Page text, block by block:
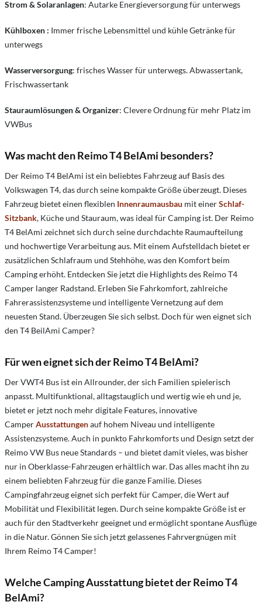
Strom & Solaranlagen: Autarke Energieversorgung für unterwegs
Kühlboxen : Immer frische Lebensmittel und kühle Getränke für
unterwegs
Wasserversorgung: frisches Wasser für unterwegs. Abwassertank,
Frischwassertank
Stauraumlösungen & Organizer: Clevere Ordnung für mehr Platz im
VWBus
Was macht den Reimo T4 BelAmi besonders?
Der Reimo T4 BelAmi ist ein beliebtes Fahrzeug auf Basis des
Volkswagen T4, das durch seine kompakte Größe überzeugt. Dieses
Fahrzeug bietet einen flexiblen Innenraumausbau mit einerSchlaf-
Sitzbank, Küche und Stauraum, was ideal für Camping ist.​ Der Reimo
T4 BelAmi zeichnet sich durch seine durchdachte Raumaufteilung
und hochwertige Verarbeitung aus. Mit einem Aufstelldach bietet er
zusätzlichen Schlafraum und Stehhöhe, was den Komfort beim
Camping erhöht.​ Entdecken Sie jetzt die Highlights des Reimo T4
Camper langer Radstand. Erleben Sie Fahrkomfort, zahlreiche
Fahrerassistenzsysteme und intelligente Vernetzung auf dem
neuesten Stand. Überzeugen Sie sich selbst. Doch für wen eignet sich
den T4 BeilAmi Camper?
Für wen eignet sich der Reimo T4 BelAmi?
Der VWT4 Bus ist ein Allrounder, der sich Familien spielerisch
anpasst. Multifunktional, alltagstauglich und wertig wie eh und je,
bietet er jetzt noch mehr digitale Features, innovative
CamperAusstattungenauf hohem Niveau und intelligente
Assistenzsysteme. Auch in punkto Fahrkomforts und Design setzt der
Reimo VW Bus neue Standards – und bietet damit vieles, was bisher
nur in Oberklasse-Fahrzeugen erhältlich war. Das alles macht ihn zu
einem beliebten Fahrzeug für die ganze Familie. Dieses
Campingfahrzeug eignet sich perfekt für Camper, die Wert auf
Mobilität und Flexibilität legen. Durch seine kompakte Größe ist er
auch für den Stadtverkehr geeignet und ermöglicht spontane Ausflüge
in die Natur.​ Gönnen Sie sich jetzt gelassenes Fahrvergnügen mit
Ihrem Reimo T4 Camper!
Welche Camping Ausstattung bietet der Reimo T4
BelAmi?